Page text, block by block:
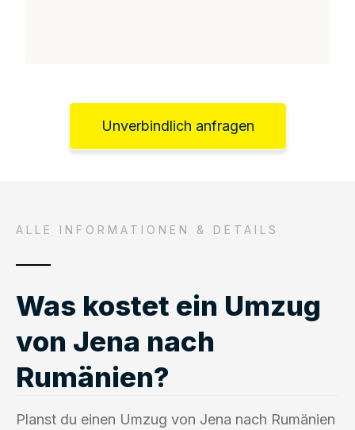
Unverbindlich anfragen
ALLE INFORMATIONEN & DETAILS
Was kostet ein Umzug
von Jena nach
Rumänien?
Planst du einen Umzug von Jena nach Rumänien